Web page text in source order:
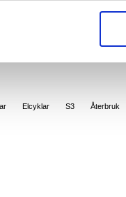
Elcyklar S3 Återbruk